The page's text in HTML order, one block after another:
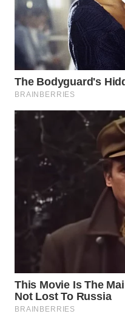
PRIANGAN
TIMUR
WN
SEMARANG
WN
MADURA
SURABAYA
WN